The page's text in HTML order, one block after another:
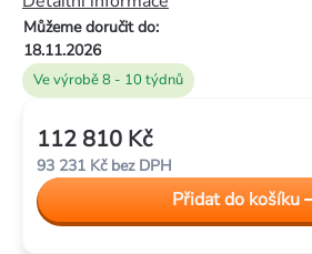
hvězdiček.
Ve výrobě 8 - 10 týdnů
Můžeme doručit do:
18.11.2026
112 810 Kč
93 231 Kč bez DPH
cena:
Přidat do košíku